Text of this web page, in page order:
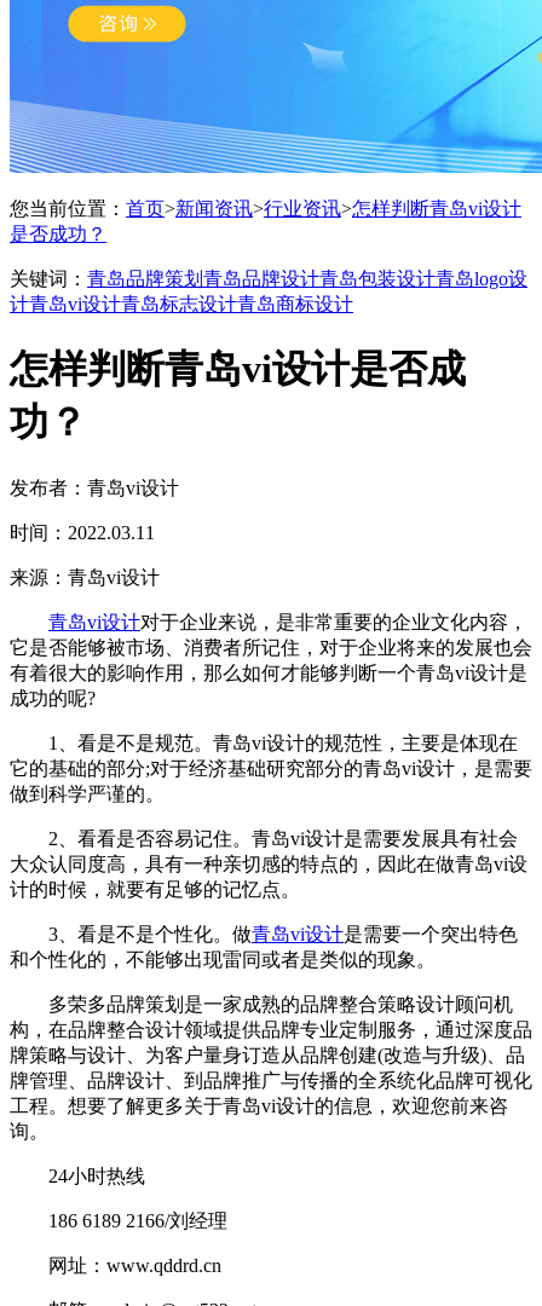
您当前位置： 首页>新闻资讯>行业资讯>怎样判断青岛vi设计
是否成功？
关键词： 青岛品牌策划 青岛品牌设计青岛包装设计青岛logo设
计青岛vi设计青岛标志设计青岛商标设计
怎样判断青岛vi设计是否成
功？
发布者：青岛vi设计
时间：2022.03.11
来源：青岛vi设计
青岛vi设计对于企业来说，是非常重要的企业文化内容，
它是否能够被市场、消费者所记住，对于企业将来的发展也会
有着很大的影响作用，那么如何才能够判断一个青岛vi设计是
成功的呢?
1、看是不是规范。青岛vi设计的规范性，主要是体现在
它的基础的部分;对于经济基础研究部分的青岛vi设计，是需要
做到科学严谨的。
2、看看是否容易记住。青岛vi设计是需要发展具有社会
大众认同度高，具有一种亲切感的特点的，因此在做青岛vi设
计的时候，就要有足够的记忆点。
3、看是不是个性化。做青岛vi设计是需要一个突出特色
和个性化的，不能够出现雷同或者是类似的现象。
多荣多品牌策划是一家成熟的品牌整合策略设计顾问机
构，在品牌整合设计领域提供品牌专业定制服务，通过深度品
牌策略与设计、为客户量身订造从品牌创建(改造与升级)、品
牌管理、品牌设计、到品牌推广与传播的全系统化品牌可视化
工程。想要了解更多关于青岛vi设计的信息，欢迎您前来咨
询。
24小时热线
186 6189 2166/刘经理
网址：www.qddrd.cn